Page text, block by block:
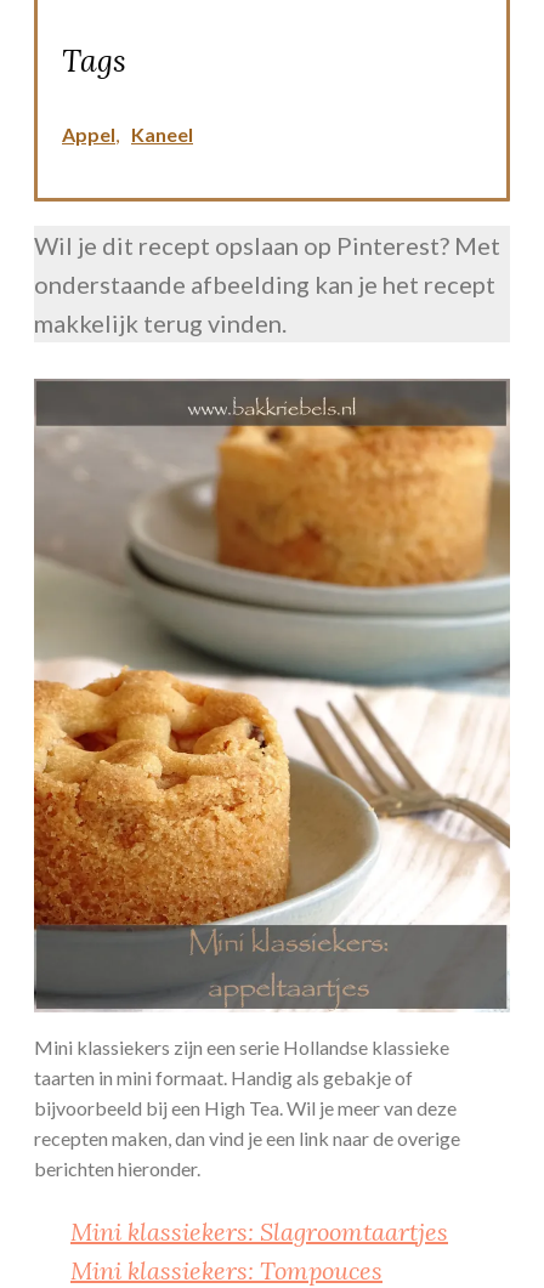
Tags
Appel, Kaneel
Wil je dit recept opslaan op Pinterest? Met
onderstaande afbeelding kan je het recept
makkelijk terug vinden.
Mini klassiekers zijn een serie Hollandse klassieke
taarten in mini formaat. Handig als gebakje of
bijvoorbeeld bij een High Tea. Wil je meer van deze
recepten maken, dan vind je een link naar de overige
berichten hieronder.
Mini klassiekers: Slagroomtaartjes
Mini klassiekers: Tompouces